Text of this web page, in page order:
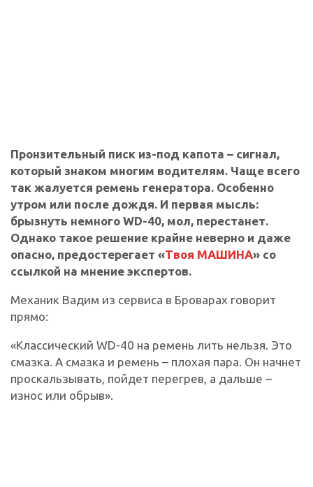
Пронзительный писк из-под капота – сигнал,
который знаком многим водителям. Чаще всего
так жалуется ремень генератора. Особенно
утром или после дождя. И первая мысль:
брызнуть немного WD-40, мол, перестанет.
Однако такое решение крайне неверно и даже
опасно, предостерегает «Твоя МАШИНА» со
ссылкой на мнение экспертов.
Механик Вадим из сервиса в Броварах говорит
прямо:
«Классический WD-40 на ремень лить нельзя. Это
смазка. А смазка и ремень – плохая пара. Он начнет
проскальзывать, пойдет перегрев, а дальше –
износ или обрыв».